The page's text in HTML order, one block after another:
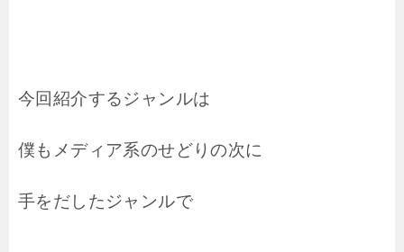
今回紹介するジャンルは
僕もメディア系のせどりの次に
手をだしたジャンルで